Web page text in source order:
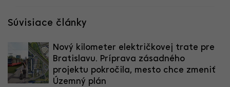
Súvisiace články
Nový kilometer električkovej trate pre
Bratislavu. Príprava zásadného
projektu pokročila, mesto chce zmeniť
Územný plán